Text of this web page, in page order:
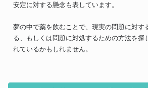
安定に対する懸念も表しています。
夢の中で薬を飲むことで、現実の問題に対す
る、もしくは問題に対処するための方法を探
れているかもしれません。